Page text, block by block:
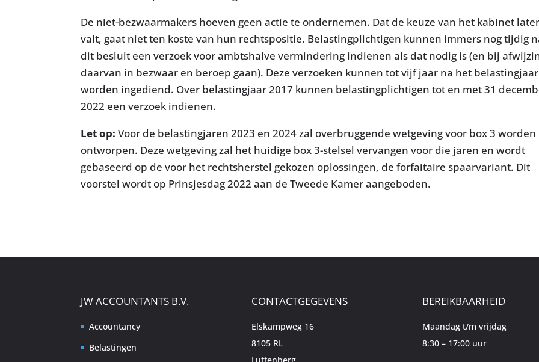
De niet-bezwaarmakers hoeven geen actie te ondernemen. Dat de keuze van het kabinet later
valt, gaat niet ten koste van hun rechtspositie. Belastingplichtigen kunnen immers nog tijdig
dit besluit een verzoek voor ambtshalve vermindering indienen als dat nodig is (en bij
daarvan in bezwaar en beroep gaan). Deze verzoeken kunnen tot vijf jaar na het belastingjaar
worden ingediend. Over belastingjaar 2017 kunnen belastingplichtigen tot en met 31
2022 een verzoek indienen.
Let op: Voor de belastingjaren 2023 en 2024 zal overbruggende wetgeving voor box 3 worden
ontworpen. Deze wetgeving zal het huidige box 3-stelsel vervangen voor die jaren en wordt
gebaseerd op de voor het rechtsherstel gekozen oplossingen, de forfaitaire spaarvariant. Dit
voorstel wordt op Prinsjesdag 2022 aan de Tweede Kamer aangeboden.
JW ACCOUNTANTS B.V.
Accountancy
Belastingen
CONTACTGEGEVENS
Elskampweg 16
8105 RL
BEREIKBAARHEID
Maandag t/m vrijdag
8:30 – 17:00 uur